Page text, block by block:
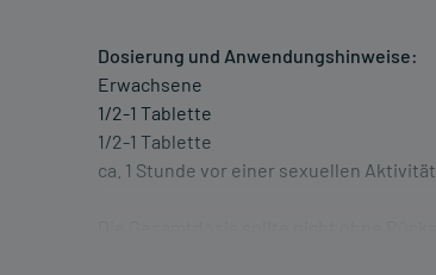
Dosierung und Anwendungshinweise:
Erwachsene
1/2-1 Tablette
1/2-1 Tablette
ca. 1 Stunde vor einer sexuellen Aktivität